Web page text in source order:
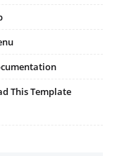
This Template